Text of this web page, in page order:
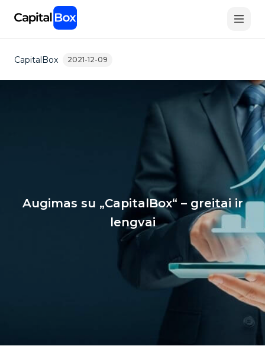
content
CapitalBox 2021-12-09
Augimas su „CapitalBox“ – greitai ir
lengvai